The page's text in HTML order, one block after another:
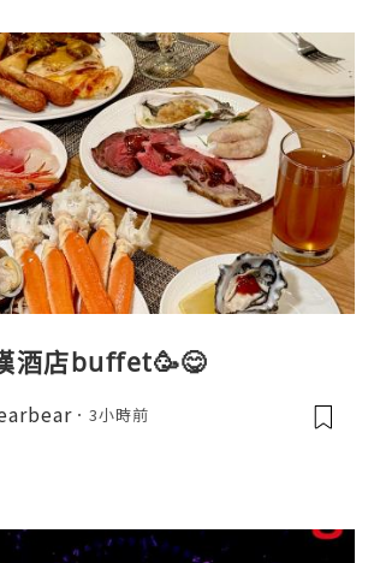
酒店buffet🥳😋
3小時前